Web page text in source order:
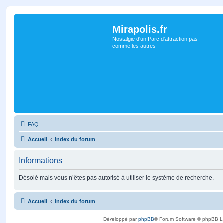
Mirapolis.fr
Nostalgie d'un Parc d'attraction pas
comme les autres
FAQ
Accueil Index du forum
Informations
Désolé mais vous n’êtes pas autorisé à utiliser le système de recherche.
Accueil Index du forum
Développé parphpBB® Forum Software © phpBB